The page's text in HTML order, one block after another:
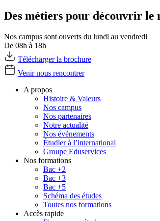
Des métiers pour découvrir le
Nos campus sont ouverts du lundi au vendredi
De 08h à 18h
Télécharger la brochure
Venir nous rencontrer
A propos
Histoire & Valeurs
Nos campus
Nos partenaires
Notre actualité
Nos événements
Étudier à l’international
Groupe Eduservices
Nos formations
Bac +2
Bac +3
Bac +5
Schéma des études
Toutes nos formations
Accès rapide